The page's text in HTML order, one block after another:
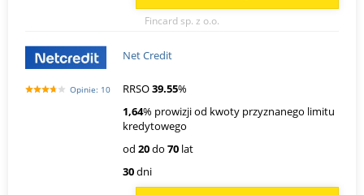
Fincard sp. z o.o.
Opinie: 10
Net Credit
RRSO39.55%
1,64% prowizji od kwoty przyznanego limitu
kredytowego
od 20do 70 lat
30dni